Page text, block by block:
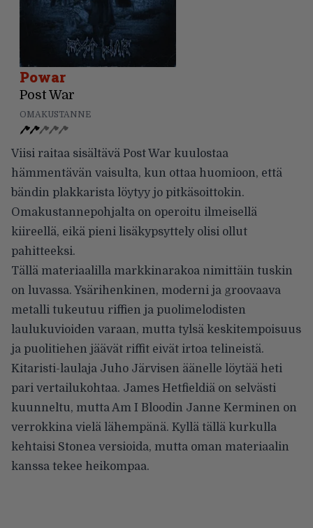
Powar
Post War
OMAKUSTANNE
Viisi raitaa sisältävä Post War kuulostaa
hämmentävän vaisulta, kun ottaa huomioon, että
bändin plakkarista löytyy jo pitkäsoittokin.
Omakustannepohjalta on operoitu ilmeisellä
kiireellä, eikä pieni lisäkypsyttely olisi ollut
pahitteeksi.
Tällä materiaalilla markkinarakoa nimittäin tuskin
on luvassa. Ysärihenkinen, moderni ja groovaava
metalli tukeutuu riffien ja puolimelodisten
laulukuvioiden varaan, mutta tylsä keskitempoisuus
ja puolitiehen jäävät riffit eivät irtoa telineistä.
Kitaristi-laulaja Juho Järvisen äänelle löytää heti
pari vertailukohtaa. James Hetfieldiä on selvästi
kuunneltu, mutta Am I Bloodin Janne Kerminen on
verrokkina vielä lähempänä. Kyllä tällä kurkulla
kehtaisi Stonea versioida, mutta oman materiaalin
kanssa tekee heikompaa.